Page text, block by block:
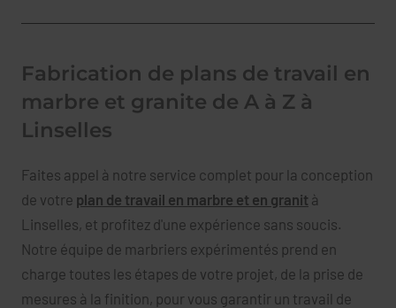
Fabrication de plans de travail en
marbre et granite de A à Z à
Linselles
Faites appel à notre service complet pour la conception
de votre plan de travail en marbre et en granit à
Linselles, et profitez d'une expérience sans soucis.
Notre équipe de marbriers expérimentés prend en
charge toutes les étapes de votre projet, de la prise de
mesures à la finition, pour vous garantir un travail de